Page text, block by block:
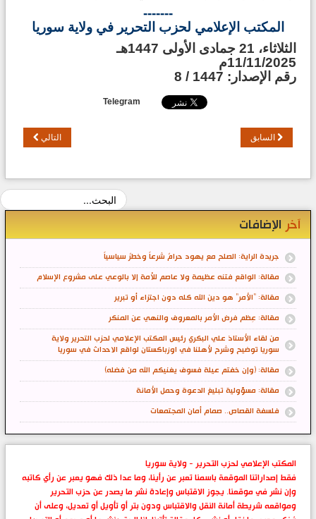
-------
المكتب الإعلامي لحزب التحرير في ولاية سوريا
الثلاثاء، 21 جمادى الأولى 1447هـ
11/11/2025م
رقم الإصدار: 1447 / 8
Telegram
السابق التالي
آخر الإضافات
جريدة الراية: الصلح مع يهود حرامٌ شرعاً وخطرٌ سياسياً
مقالة: الواقع فتنه عظيمة ولا عاصم للأمة إلا بالوعي على مشروع الإسلام
مقالة: "الأمر" هو دين الله كله دون اجتزاء أو تبرير
مقالة: عِظم فرض الأمر بالمعروف والنهي عن المنكر
من لقاء الأستاذ علي البكري رئيس المكتب الإعلامي لحزب التحرير ولاية
سوريا توضيح وشرح لأهلنا في اوزباكستان لواقع الاحداث في سوريا
مقالة: (وإن خفتم عيلة فسوف يغنيكم الله من فضله)
مقالة: مسؤولية تبليغ الدعوة وحمل الأمانة
فلسفة القصاص.. صمام أمان المجتمعات
المكتب الإعلامي لحزب التحرير - ولاية سوريا
فقط إصداراتنا الموقعة باسمنا تعبر عن رأينا، وما عدا ذلك فهو يعبر عن رأي كاتبه
وإن نشر في موقعنا. يجوز الاقتباس وإعادة نشر ما يصدر عن حزب التحرير
ومواقعه شريطة أمانة النقل والاقتباس ودون بتر أو تأويل أو تعديل، وعلى أن